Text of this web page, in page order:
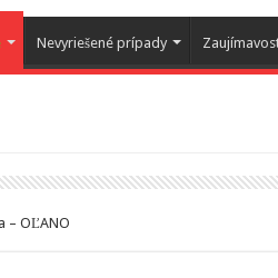
Nevyriešené prípady
– OĽANO